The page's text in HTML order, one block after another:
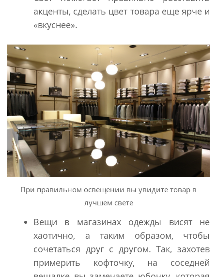
акценты, сделать цвет товара еще ярче и
«вкуснее».
При правильном освещении вы увидите товар в
лучшем свете
Вещи в магазинах одежды висят не
хаотично, а таким образом, чтобы
сочетаться друг с другом. Так, захотев
примерить кофточку, на соседней